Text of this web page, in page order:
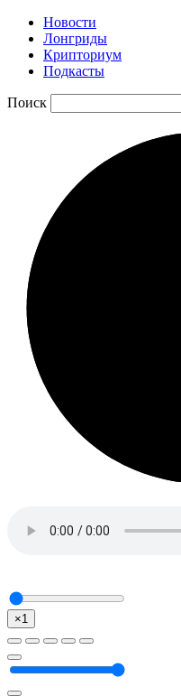
Новости
Лонгриды
Крипториум
Подкасты
Поиск
×1